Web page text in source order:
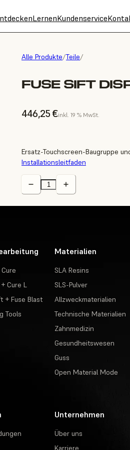
LernenKundenservice
Alle Produkte/Teile/
FUSE SIFT
446,25 €inkl. 19 % MwSt.
Ersatz-Touchscreen-Baugruppe
Installationsleitfaden
Cure L
+ Fuse Blast
Tools
Materialien
SLA Resins
SLS-Pulver
Allzweckmaterialien
Technische Materialien
Zahnmedizin
Gesundheitswesen
Guss
Open Material Mode
Unternehmen
Über uns
Karriere